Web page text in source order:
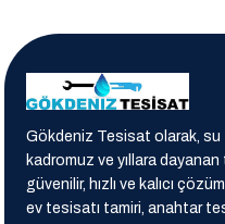
Gökdeniz Tesisat olarak, su
kadromuz ve yıllara
güvenilir, hızlı ve kalıcı
ev tesisatı tamiri, anahtar